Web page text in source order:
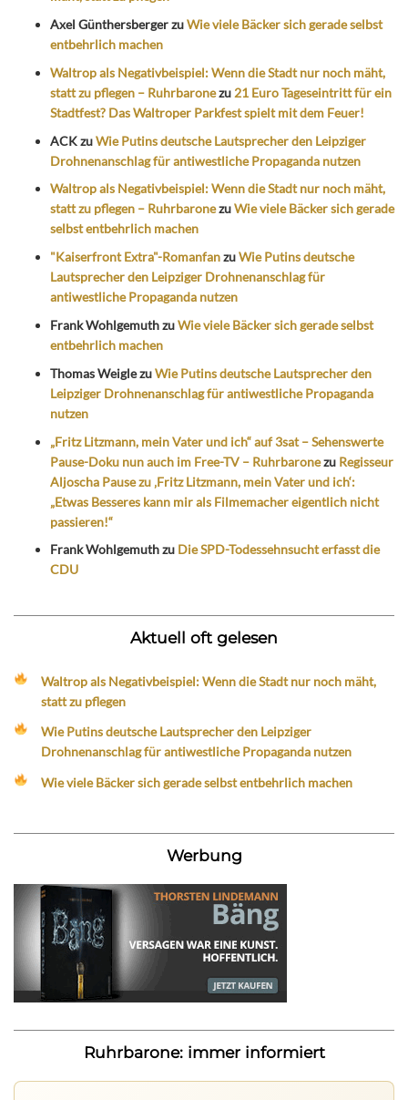
Axel GünthersbergerzuWie viele Bäcker sich gerade selbst
entbehrlich machen
Waltrop als Negativbeispiel: Wenn die Stadt nur noch mäht,
statt zu pflegen – Ruhrbaronezu 21 Euro Tageseintritt für ein
Stadtfest? Das Waltroper Parkfest spielt mit dem Feuer!
ACKzuWie Putins deutsche Lautsprecher den Leipziger
Drohnenanschlag für antiwestliche Propaganda nutzen
Waltrop als Negativbeispiel: Wenn die Stadt nur noch mäht,
statt zu pflegen – RuhrbaronezuWie viele Bäcker sich gerade
selbst entbehrlich machen
"Kaiserfront Extra"-RomanfanzuWie Putins deutsche
Lautsprecher den Leipziger Drohnenanschlag für
antiwestliche Propaganda nutzen
Frank WohlgemuthzuWie viele Bäcker sich gerade selbst
entbehrlich machen
Thomas WeiglezuWie Putins deutsche Lautsprecher den
Leipziger Drohnenanschlag für antiwestliche Propaganda
nutzen
„Fritz Litzmann, mein Vater und ich“ auf 3sat – Sehenswerte
Pause-Doku nun auch im Free-TV – Ruhrbaronezu Regisseur
Aljoscha Pause zu ‚Fritz Litzmann, mein Vater und ich‘:
„Etwas Besseres kann mir als Filmemacher eigentlich nicht
passieren!“
Frank Wohlgemuthzu Die SPD-Todessehnsucht erfasst die
CDU
Aktuell oft gelesen
Waltrop als Negativbeispiel: Wenn die Stadt nur noch mäht,
statt zu pflegen
Wie Putins deutsche Lautsprecher den Leipziger
Drohnenanschlag für antiwestliche Propaganda nutzen
Wie viele Bäcker sich gerade selbst entbehrlich machen
Werbung
Ruhrbarone: immer informiert